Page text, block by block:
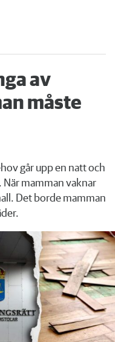
av
måste
går upp en natt och
mamman vaknar
Det borde mamman